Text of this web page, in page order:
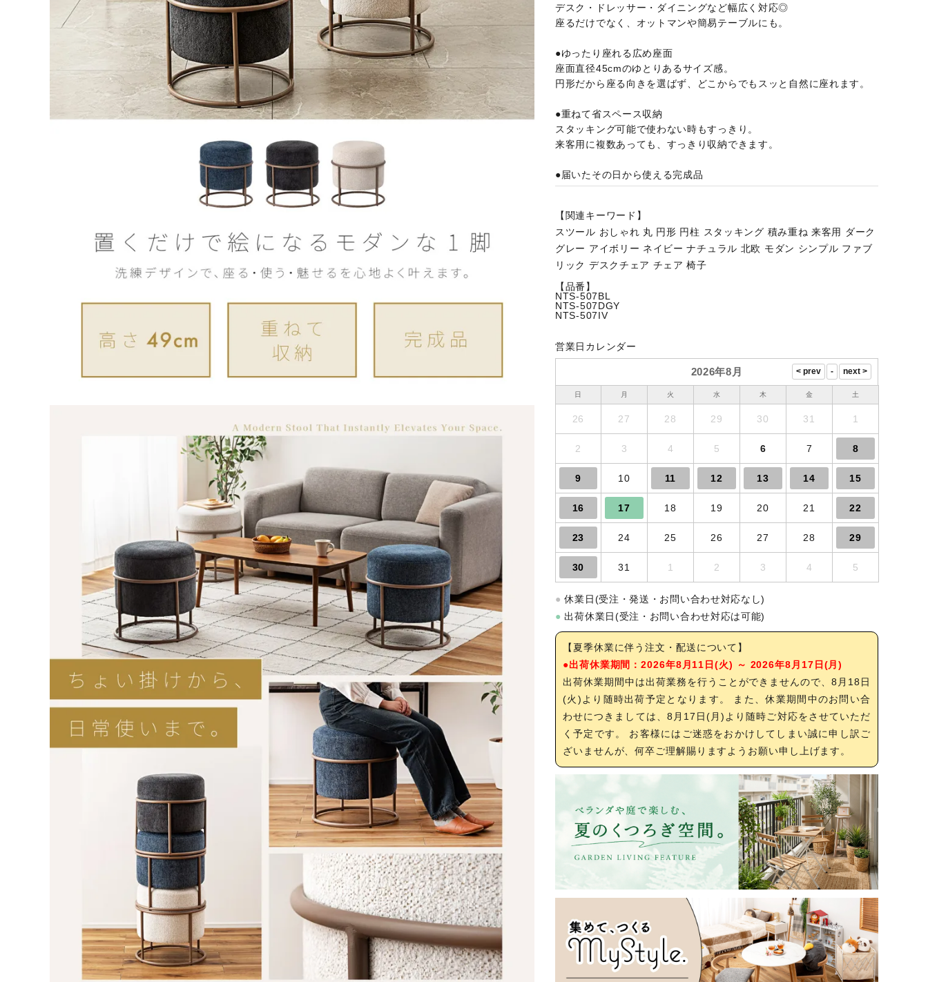
デスク・ドレッサー・ダイニングなど幅広く対応◎
座るだけでなく、オットマンや簡易テーブルにも。
●ゆったり座れる広め座面
座面直径45cmのゆとりあるサイズ感。
円形だから座る向きを選ばず、どこからでもスッと自然に座れます。
●重ねて省スペース収納
スタッキング可能で使わない時もすっきり。
来客用に複数あっても、すっきり収納できます。
●届いたその日から使える完成品
【関連キーワード】
スツール おしゃれ 丸 円形 円柱 スタッキング 積み重ね 来客用 ダーク
グレー アイボリー ネイビー ナチュラル 北欧 モダン シンプル ファブ
リック デスクチェア チェア 椅子
【品番】
NTS-507BL
NTS-507DGY
NTS-507IV
営業日カレンダー
2026年8月
日 月 火 水 木 金 土
26 27 28 29 30 31 1
2 3 4 5 6 7 8
9 10 11 12 13 14 15
16 17 18 19 20 21 22
23 24 25 26 27 28 29
30 31 1 2 3 4 5
● 休業日(受注・発送・お問い合わせ対応なし)
● 出荷休業日(受注・お問い合わせ対応は可能)
【夏季休業に伴う注文・配送について】
●出荷休業期間：2026年8月11日(火) ～ 2026年8月17日(月)
出荷休業期間中は出荷業務を行うことができませんので、8月18日
(火)より随時出荷予定となります。 また、休業期間中のお問い合
わせにつきましては、8月17日(月)より随時ご対応をさせていただ
く予定です。 お客様にはご迷惑をおかけしてしまい誠に申し訳ご
ざいませんが、何卒ご理解賜りますようお願い申し上げます。